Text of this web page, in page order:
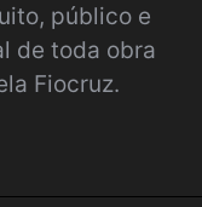
público e
de toda obra
Fiocruz.